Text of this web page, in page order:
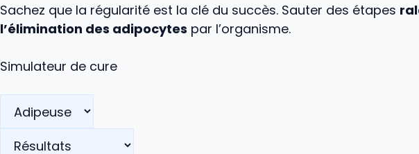
Sachez que la régularité est la clé du succès. Sauter des étapes
l’élimination des adipocytes par l’organisme.
Simulateur de cure